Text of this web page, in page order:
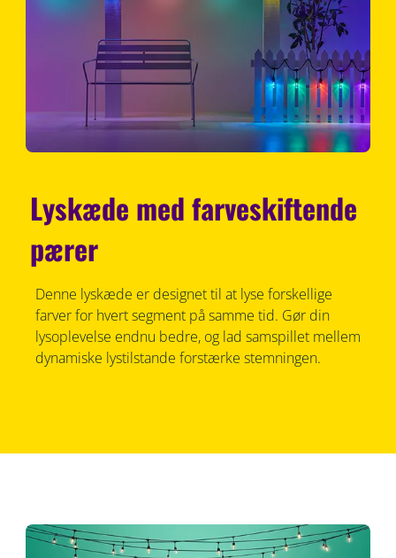
Lyskæde med farveskiftende
pærer
Denne lyskæde er designet til at lyse forskellige
farver for hvert segment på samme tid. Gør din
lysoplevelse endnu bedre, og lad samspillet mellem
dynamiske lystilstande forstærke stemningen.